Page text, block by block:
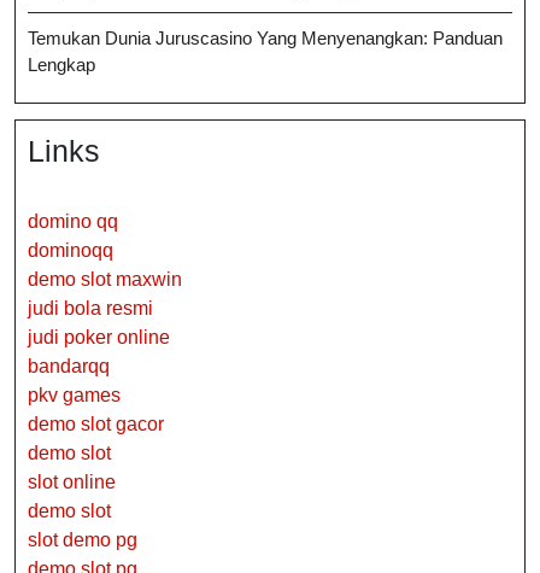
Temukan Dunia Juruscasino Yang Menyenangkan: Panduan
Lengkap
Links
domino qq
dominoqq
demo slot maxwin
judi bola resmi
judi poker online
bandarqq
pkv games
demo slot gacor
demo slot
slot online
demo slot
slot demo pg
demo slot pg